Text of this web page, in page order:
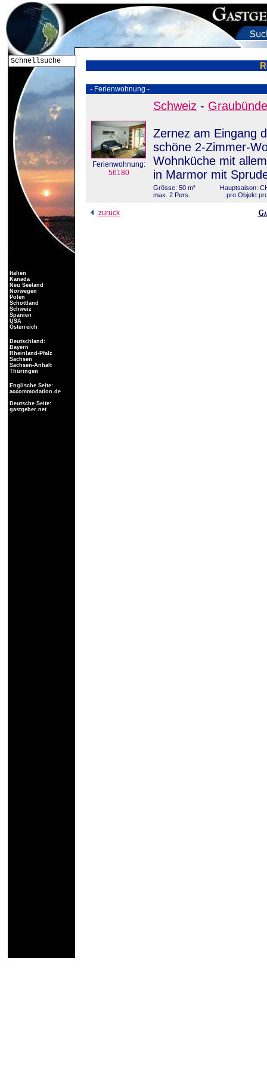
- Ferienwohnung -
Ferienwohnung:
56180
Schweiz -
Zernez am Eingang
schöne 2-Zimmer-
Wohnküche mit
in Marmor mit
Grösse: 50 m²
max. 2 Pers.
Hauptsaison:
pro Objekt
zurück
Italien
Kanada
Neu Seeland
Norwegen
Polen
Schottland
Schweiz
Spanien
USA
Österreich
Deutschland:
Bayern
Rheinland-Pfalz
Sachsen
Sachsen-Anhalt
Thüringen
Englische Seite:
accommodation.de
Deutsche Seite:
gastgeber.net